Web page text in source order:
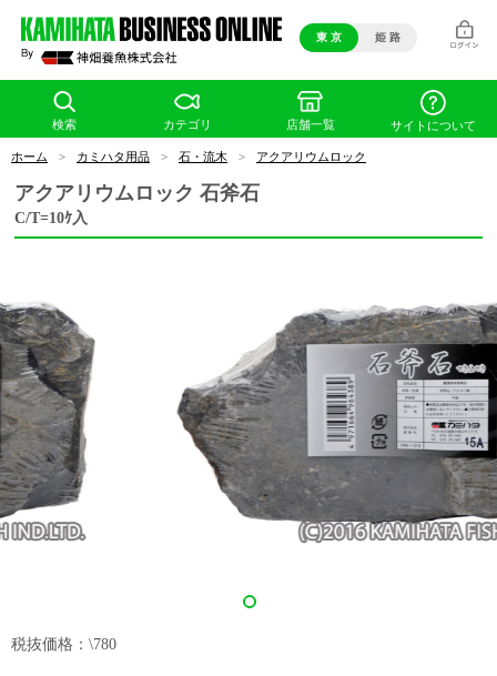
東 京 姫 路
検索 カテゴリ 店舗一覧 サイトについて
ホーム > カミハタ用品 > 石・流木 > アクアリウムロック
アクアリウムロック 石斧石
C/T=10ｹ入
税抜価格：\780